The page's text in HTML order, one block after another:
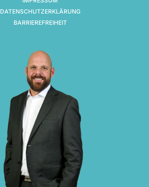
DATENSCHUTZERKLÄRUNG
BARRIEREFREIHEIT